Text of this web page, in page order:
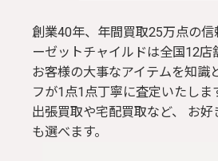
創業40年、年間買取25万点の
ーゼットチャイルドは全国12店
お客様の大事なアイテムを知識
フが1点1点丁寧に査定いたしま
出張買取や宅配買取など、 お
も選べます。